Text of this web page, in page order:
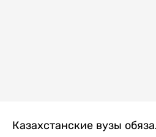
Казахстанские вузы